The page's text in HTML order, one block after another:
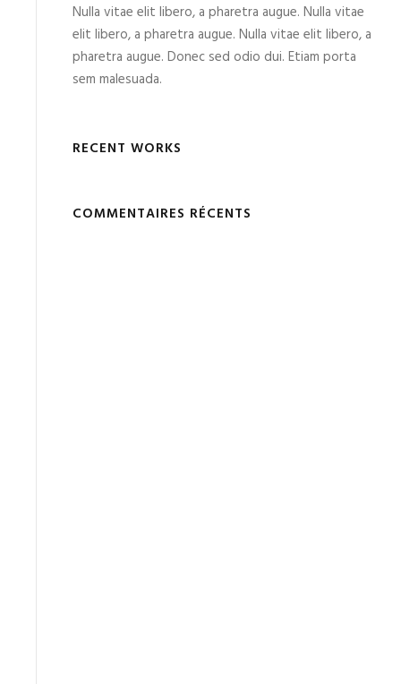
Nulla vitae elit libero, a pharetra augue. Nulla vitae
elit libero, a pharetra augue. Nulla vitae elit libero, a
pharetra augue. Donec sed odio dui. Etiam porta
sem malesuada.
RECENT WORKS
COMMENTAIRES RÉCENTS